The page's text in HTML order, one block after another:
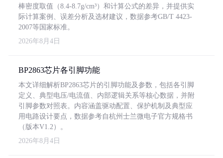
棒密度取值（8.4-8.7g/cm³）和计算公式的差异，并提供实
际计算案例、误差分析及选材建议，数据参考GB/T 4423-
2007等国家标准。
2026年8月4日
BP2863芯片各引脚功能
本文详细解析BP2863芯片的引脚功能及参数，包括各引脚
定义、典型电压/电流值、内部逻辑关系等核心数据，并附
引脚参数对照表。内容涵盖驱动配置、保护机制及典型应
用电路设计要点，数据参考自杭州士兰微电子官方规格书
（版本V1.2）。
2026年8月4日